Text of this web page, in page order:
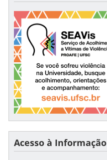
Acesso à Informação